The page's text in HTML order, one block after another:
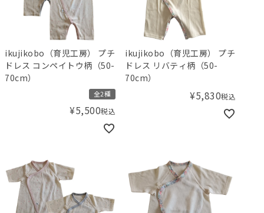
ikujikobo（育児工房） プチ
ドレス コンペイトウ柄（50-
70cm）
全2種
¥5,500税込
ikujikobo（育児工房） プチ
ドレス リバティ柄（50-
70cm）
¥5,830税込